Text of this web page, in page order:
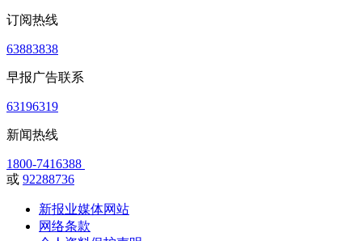
订阅热线
63883838
早报广告联系
63196319
新闻热线
1800-7416388
或 92288736
新报业媒体网站
网络条款